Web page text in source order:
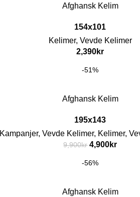
Afghansk Kelim
154x101
Kelimer, Vevde Kelimer
2,390kr
-51%
Afghansk Kelim
195x143
Kampanjer, Vevde Kelimer, Kelimer,
9,900kr 4,900kr
-56%
Afghansk Kelim